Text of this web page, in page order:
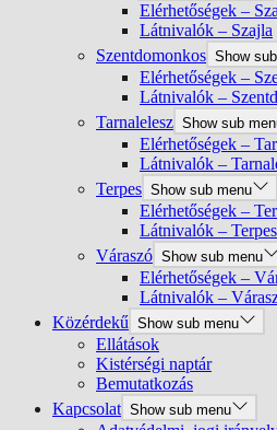
Elérhetőségek –
Látnivalók – Szajla
Szentdomonkos Show
Elérhetőségek –
Látnivalók –
Tarnalelesz Show sub
Elérhetőségek –
Látnivalók –
Terpes Show sub menu
Elérhetőségek –
Látnivalók – Terpes
Váraszó Show sub menu
Elérhetőségek –
Látnivalók –
Közérdekű Show sub menu
Ellátások
Kistérségi naptár
Bemutatkozás
Kapcsolat Show sub menu